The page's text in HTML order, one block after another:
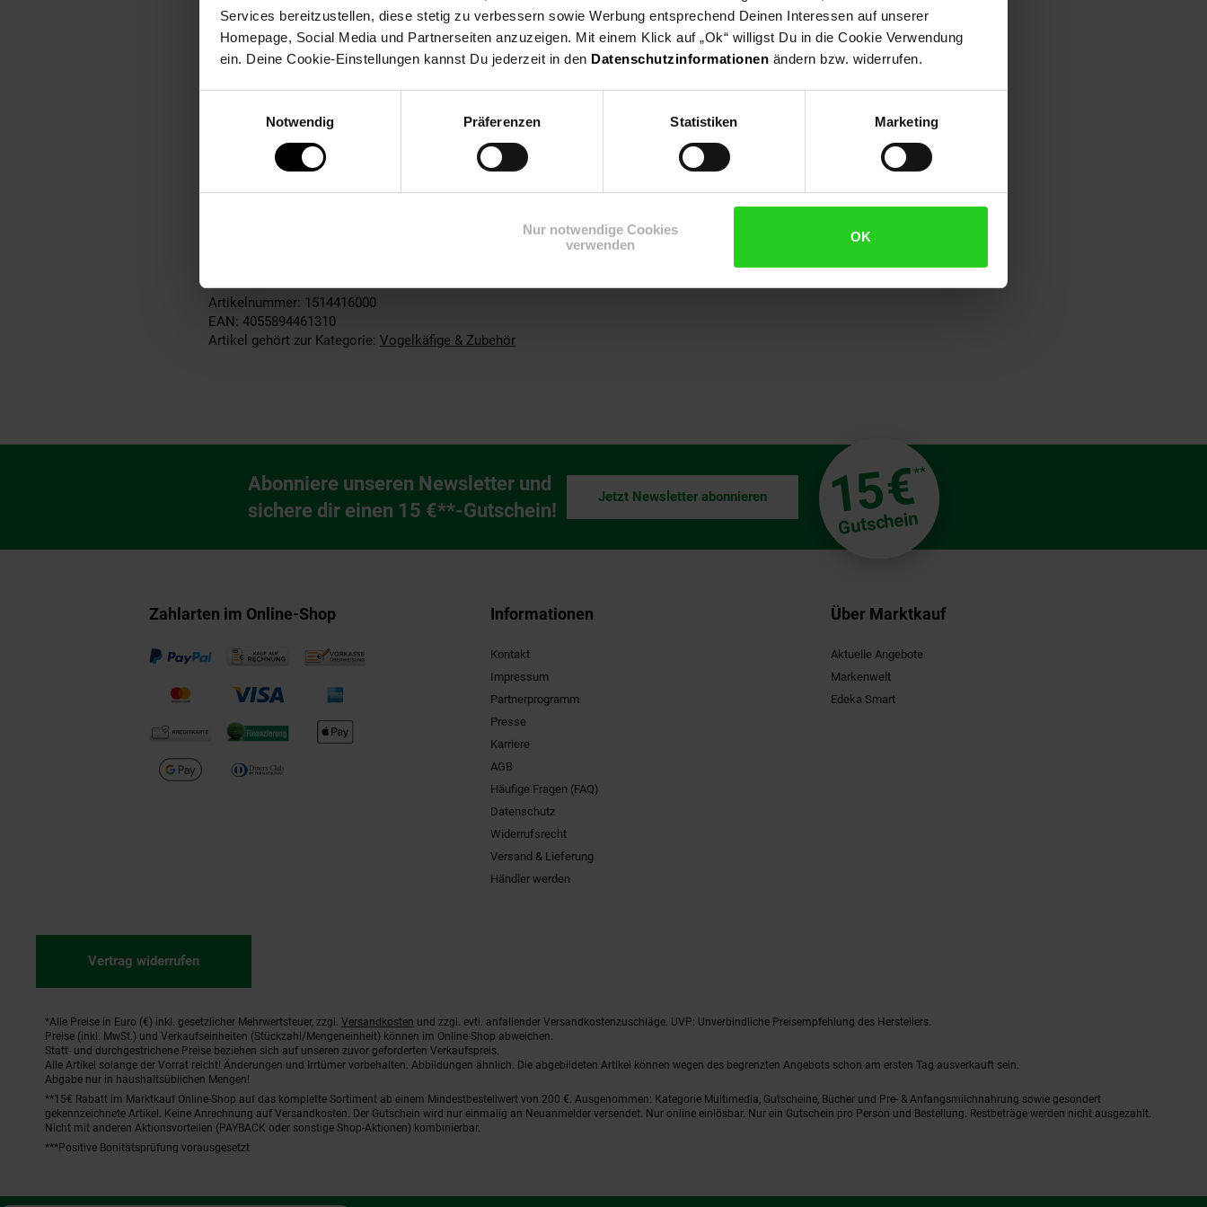
Services bereitzustellen, diese stetig zu verbessern sowie Werbung entsprechend Deinen Interessen auf unserer
Homepage, Social Media und Partnerseiten anzuzeigen. Mit einem Klick auf „Ok“ willigst Du in die Cookie Verwendung
ein. Deine Cookie-Einstellungen kannst Du jederzeit in den Datenschutzinformationen ändern bzw. widerrufen.
Notwendig
Präferenzen Statistiken Marketing
Nur notwendige Cookies
verwenden
OK
Eiche-Vogelhaus "Anflug", geöltes Eichenholz mit Futtersilo/Anflugstangen 55x62x43
Sehr großes & hochwertiges Vogelhaus, gefertigt aus hartem und schwerem europäischem Eichenholz
Aufwendig 6-eckig verarbeitet mit schmückender Turmspitze
Hauptsächlich EU-Eichenholz
Artikelnummer: 1514416000
EAN: 4055894461310
Artikel gehört zur Kategorie: Vogelkäfige & Zubehör
Newsletter Anmeldung
Abonniere unseren Newsletter und
sichere dir einen 15 €**-Gutschein!
15€**
Gutschein
Jetzt Newsletter abonnieren
Zahlarten im Online-Shop Informationen
Kontakt
Impressum
Partnerprogramm
Presse
Karriere
AGB
Häufige Fragen (FAQ)
Datenschutz
Widerrufsrecht
Versand & Lieferung
Händler werden
Über Marktkauf
Aktuelle Angebote
Markenwelt
Edeka Smart
Vertrag widerrufen
Fußnoten
*Alle Preise in Euro (€) inkl. gesetzlicher Mehrwertsteuer, zzgl. Versandkosten und zzgl. evtl. anfallender Versandkostenzuschläge. UVP: Unverbindliche Preisempfehlung des Herstellers.
Preise (inkl. MwSt.) und Verkaufseinheiten (Stückzahl/Mengeneinheit) können im Online-Shop abweichen.
Statt- und durchgestrichene Preise beziehen sich auf unseren zuvor geforderten Verkaufspreis.
Alle Artikel solange der Vorrat reicht! Änderungen und Irrtümer vorbehalten. Abbildungen ähnlich. Die abgebildeten Artikel können wegen des begrenzten Angebots schon am ersten Tag ausverkauft sein.
Abgabe nur in haushaltsüblichen Mengen!
**15€ Rabatt im Marktkauf Online-Shop auf das komplette Sortiment ab einem Mindestbestellwert von 200 €. Ausgenommen: Kategorie Multimedia, Gutscheine, Bücher und Pre- & Anfangsmilchnahrung sowie gesondert
gekennzeichnete Artikel. Keine Anrechnung auf Versandkosten. Der Gutschein wird nur einmalig an Neuanmelder versendet. Nur online einlösbar. Nur ein Gutschein pro Person und Bestellung. Restbeträge werden nicht ausgezahlt.
Nicht mit anderen Aktionsvorteilen (PAYBACK oder sonstige Shop-Aktionen) kombinierbar.
***Positive Bonitätsprüfung vorausgesetzt